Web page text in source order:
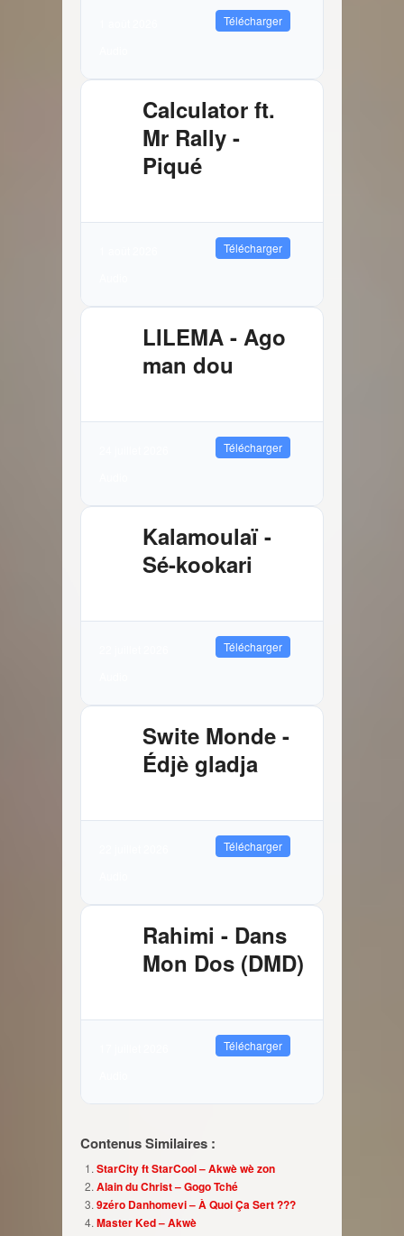
Télécharger
Calculator ft.
Mr Rally -
Piqué
Télécharger
LILEMA - Ago
man dou
Télécharger
Kalamoulaï -
Sé-kookari
Télécharger
Swite Monde -
Édjè gladja
Télécharger
Rahimi - Dans
Mon Dos (DMD)
Télécharger
Contenus Similaires :
StarCity ft StarCool – Akwè wè zon
Alain du Christ – Gogo Tché
9zéro Danhomevi – À Quoi Ça Sert ???
Master Ked – Akwè